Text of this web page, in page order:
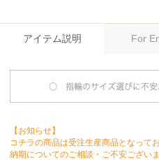
アイテム説明 For
【お知らせ】
コチラの商品は受注生産商品となってお
納期についてのご相談・ご不安ござい